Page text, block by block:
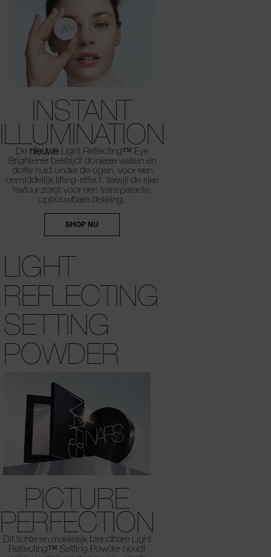
INSTANT
ILLUMINATION
De nieuweLight Reflecting™ Eye
Brightener bestrijdt donkere wallen en
doffe huid onder de ogen, voor een
onmiddellijk lifting-effect, terwijl de rijke
textuur zorgt voor een transparante,
opbouwbare dekking.
SHOP NU
LIGHT
REFLECTING
SETTING
POWDER
PICTURE
PERFECTION
Dit lichte en makkelijk blendbare Light
Reflecting™ Setting Powder houdt